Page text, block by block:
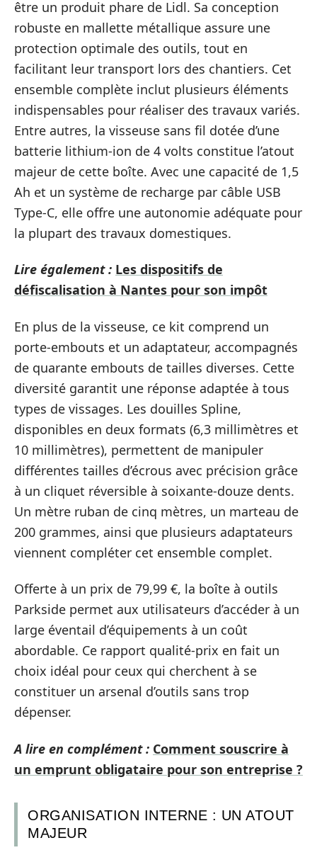
être un produit phare de Lidl. Sa conception
robuste en mallette métallique assure une
protection optimale des outils, tout en
facilitant leur transport lors des chantiers. Cet
ensemble complète inclut plusieurs éléments
indispensables pour réaliser des travaux variés.
Entre autres, la visseuse sans fil dotée d’une
batterie lithium-ion de 4 volts constitue l’atout
majeur de cette boîte. Avec une capacité de 1,5
Ah et un système de recharge par câble USB
Type-C, elle offre une autonomie adéquate pour
la plupart des travaux domestiques.
Lire également : Les dispositifs de
défiscalisation à Nantes pour son impôt
En plus de la visseuse, ce kit comprend un
porte-embouts et un adaptateur, accompagnés
de quarante embouts de tailles diverses. Cette
diversité garantit une réponse adaptée à tous
types de vissages. Les douilles Spline,
disponibles en deux formats (6,3 millimètres et
10 millimètres), permettent de manipuler
différentes tailles d’écrous avec précision grâce
à un cliquet réversible à soixante-douze dents.
Un mètre ruban de cinq mètres, un marteau de
200 grammes, ainsi que plusieurs adaptateurs
viennent compléter cet ensemble complet.
Offerte à un prix de 79,99 €, la boîte à outils
Parkside permet aux utilisateurs d’accéder à un
large éventail d’équipements à un coût
abordable. Ce rapport qualité-prix en fait un
choix idéal pour ceux qui cherchent à se
constituer un arsenal d’outils sans trop
dépenser.
A lire en complément : Comment souscrire à
un emprunt obligataire pour son entreprise ?
ORGANISATION INTERNE : UN ATOUT
MAJEUR